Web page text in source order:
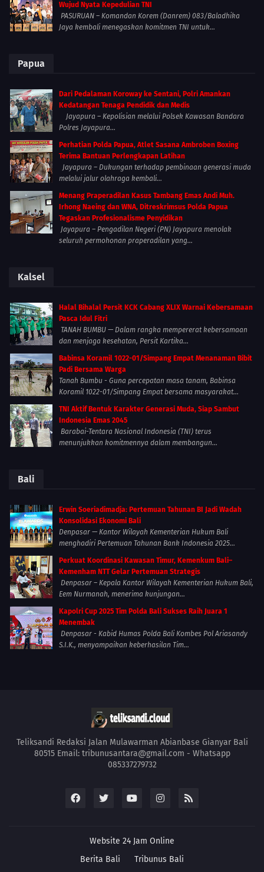
Wujud Nyata Kepedulian TNI
PASURUAN – Komandan Korem (Danrem) 083/Baladhika
Jaya kembali menegaskan komitmen TNI untuk...
Papua
Dari Pedalaman Koroway ke Sentani, Polri Amankan
Kedatangan Tenaga Pendidik dan Medis
Jayapura – Kepolisian melalui Polsek Kawasan Bandara
Polres Jayapura...
Perhatian Polda Papua, Atlet Sasana Ambroben Boxing
Terima Bantuan Perlengkapan Latihan
Jayapura – Dukungan terhadap pembinaan generasi muda
melalui jalur olahraga kembali...
Menang Praperadilan Kasus Tambang Emas Andi Muh.
Irhong Naeing dan WNA, Ditreskrimsus Polda Papua
Tegaskan Profesionalisme Penyidikan
Jayapura – Pengadilan Negeri (PN) Jayapura menolak
seluruh permohonan praperadilan yang...
Kalsel
Halal Bihalal Persit KCK Cabang XLIX Warnai Kebersamaan
Pasca Idul Fitri
TANAH BUMBU — Dalam rangka mempererat kebersamaan
dan menjaga kesehatan, Persit Kartika...
Babinsa Koramil 1022-01/Simpang Empat Menanaman Bibit
Padi Bersama Warga
Tanah Bumbu - Guna percepatan masa tanam, Babinsa
Koramil 1022-01/Simpang Empat bersama masyarakat...
TNI Aktif Bentuk Karakter Generasi Muda, Siap Sambut
Indonesia Emas 2045
Barabai-Tentara Nasional Indonesia (TNI) terus
menunjukkan komitmennya dalam membangun...
Bali
Erwin Soeriadimadja: Pertemuan Tahunan BI Jadi Wadah
Konsolidasi Ekonomi Bali
Denpasar — Kantor Wilayah Kementerian Hukum Bali
menghadiri Pertemuan Tahunan Bank Indonesia 2025...
Perkuat Koordinasi Kawasan Timur, Kemenkum Bali–
Kemenham NTT Gelar Pertemuan Strategis
Denpasar – Kepala Kantor Wilayah Kementerian Hukum Bali,
Eem Nurmanah, menerima kunjungan...
Kapolri Cup 2025 Tim Polda Bali Sukses Raih Juara 1
Menembak
Denpasar - Kabid Humas Polda Bali Kombes Pol Ariasandy
S.I.K., menyampaikan keberhasilan Tim...
Teliksandi Redaksi Jalan Mulawarman Abianbase Gianyar Bali
80515 Email: tribunusantara@gmail.com - Whatsapp
085337279732
Website 24 Jam Online
Berita Bali
Tribunus Bali